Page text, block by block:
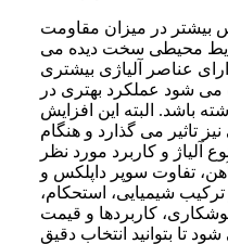
بیشتر در میزان مقاومت
محیطی سخت دیده می
عناصر آلیاژی بیشتری
شود عملکرد بهتری در
باشد. البته این افزایش
تاثیر می گذارد و هنگام
آلیاژ و کاربرد مورد نظر
تفاوت سوپر داپلکس و
شیمیایی، استحکام،
کاربردها و قیمت
تا بتوانید انتخاب دقیق